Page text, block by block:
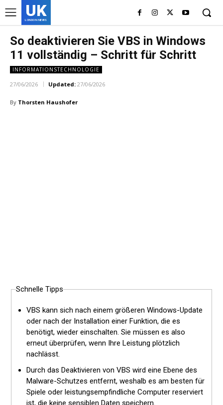
UK
LONDON NEWS
So deaktivieren Sie VBS in Windows
11 vollständig – Schritt für Schritt
INFORMATIONSTECHNOLOGIE
27/06/2026 Updated: 27/06/2026
By Thorsten Haushofer
Schnelle Tipps
VBS kann sich nach einem größeren Windows-Update
oder nach der Installation einer Funktion, die es
benötigt, wieder einschalten. Sie müssen es also
erneut überprüfen, wenn Ihre Leistung plötzlich
nachlässt.
Durch das Deaktivieren von VBS wird eine Ebene des
Malware-Schutzes entfernt, weshalb es am besten für
Spiele oder leistungsempfindliche Computer reserviert
ist, die keine sensiblen Daten speichern.